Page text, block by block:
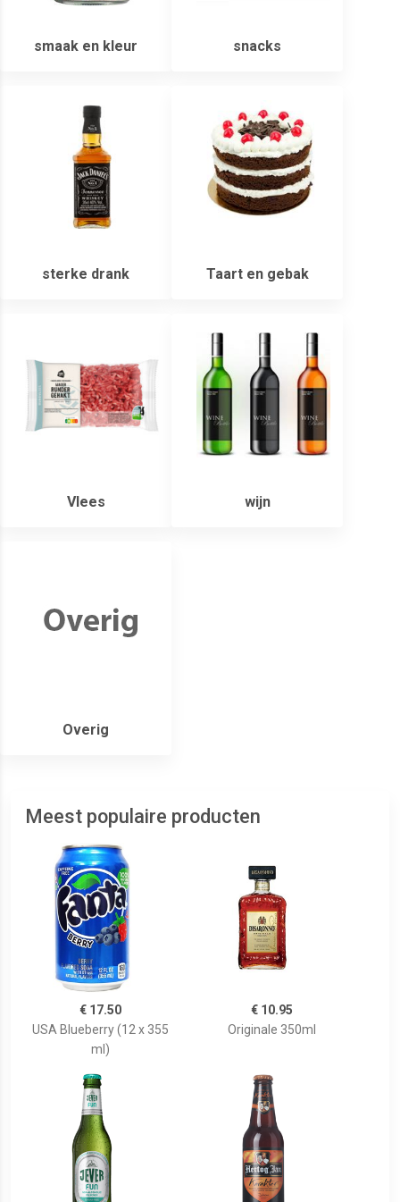
smaak en kleur snacks
sterke drank Taart en gebak
Vlees wijn
Overig
Meest populaire producten
€ 17.50
USA Blueberry (12 x 355
ml)
€ 10.95
Originale 350ml